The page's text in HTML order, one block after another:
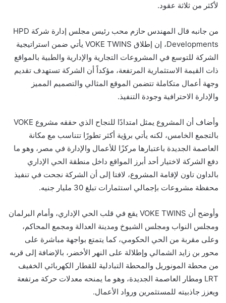
لأكثر من ثلاثة عقود.
من جانبه قال المهندس حازم محب رئيس مجلس إدارة شركة HPD
Developments، إن إطلاق VOKE TWINS يأتي ضمن استراتيجية
الشركة للتوسع في المشروعات التجارية والإدارية والطبية بالمواقع
ذات القيمة الاستثمارية المرتفعة، مؤكداً أن الشركة تستهدف تقديم
وجهة أعمال متكاملة تتضمن الموقع المثالي والتصميم المميز
والإدارة الاحترافية وجودة التنفيذ.
وأضاف أن المشروع يمثل امتدادًا للنجاح الذي حققه مشروع VOKE
بالتجمع الخامس، لكنه يأتي برؤية أكثر تطورًا تتناسب مع مكانة
العاصمة الجديدة باعتبارها مركزًا للأعمال والإدارة في مصر، وهو ما
دفع الشركة لاختيار أحد أبرز المواقع داخل منطقة الحي الإداري
بالداون تاون لإقامة المشروع، لافتا إلى أن الشركة نجحت في تنفيذ
محفظة مشروعات بإجمالي استثمارات تبلغ 30 مليار جنيه.
وأوضح أن VOKE TWINS يقع في قلب الحي الإداري، وأمام البرلمان
ومجلس النواب ومجلس الشيوخ ومدينة العدالة ومجمع المحاكم،
وعلى مقربة من الحي الحكومي، كما يتمتع بواجهة مباشرة على
محور بن زايد الشمالي وإطلالة على النهر الأخضر، بالإضافة إلى قربه
من محطة المونوريل والمحطة التبادلية للقطار الكهربائي الخفيف
LRT ومطار العاصمة الجديدة، وهو ما يمنحه معدلات حركة مرتفعة
ويعزز جاذبيته للمستثمرين ورواد الأعمال.